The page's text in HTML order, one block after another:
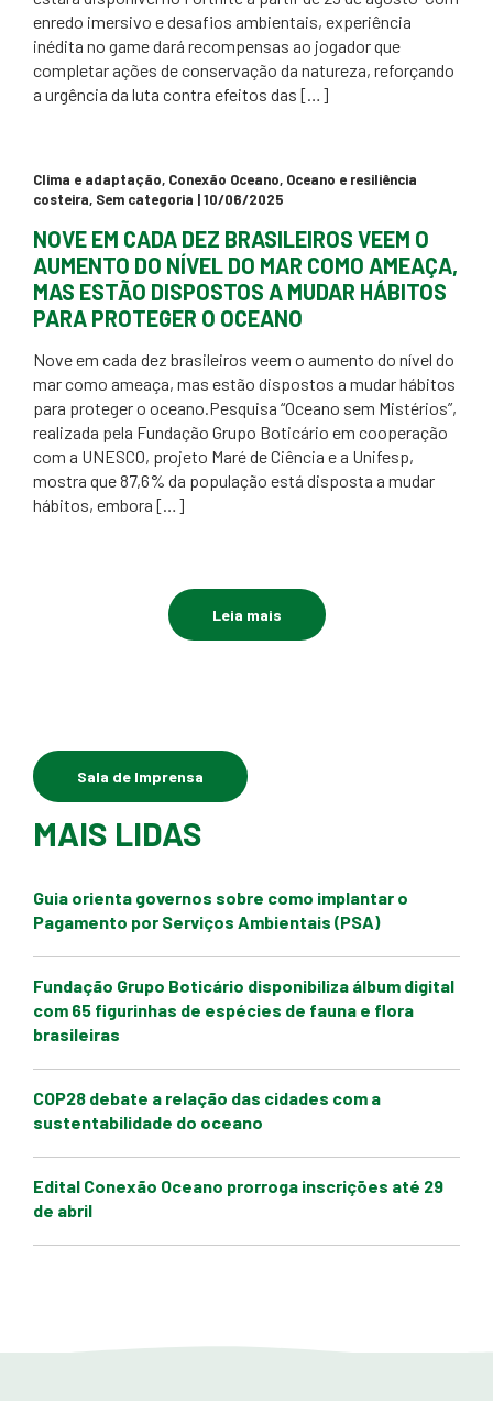
enredo imersivo e desafios ambientais, experiência
inédita no game dará recompensas ao jogador que
completar ações de conservação da natureza, reforçando
a urgência da luta contra efeitos das […]
Clima e adaptação, Conexão Oceano, Oceano e resiliência
costeira, Sem categoria | 10/06/2025
NOVE EM CADA DEZ BRASILEIROS VEEM O
AUMENTO DO NÍVEL DO MAR COMO AMEAÇA,
MAS ESTÃO DISPOSTOS A MUDAR HÁBITOS
PARA PROTEGER O OCEANO
Nove em cada dez brasileiros veem o aumento do nível do
mar como ameaça, mas estão dispostos a mudar hábitos
para proteger o oceano.Pesquisa “Oceano sem Mistérios”,
realizada pela Fundação Grupo Boticário em cooperação
com a UNESCO, projeto Maré de Ciência e a Unifesp,
mostra que 87,6% da população está disposta a mudar
hábitos, embora […]
Leia mais
MAIS LIDAS
Guia orienta governos sobre como implantar o
Pagamento por Serviços Ambientais (PSA)
Fundação Grupo Boticário disponibiliza álbum digital
com 65 figurinhas de espécies de fauna e flora
brasileiras
COP28 debate a relação das cidades com a
sustentabilidade do oceano
Edital Conexão Oceano prorroga inscrições até 29
de abril
Sala de Imprensa